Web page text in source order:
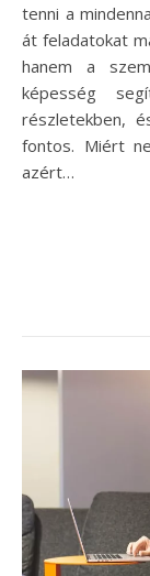
tenni a
át feladatokat
hanem a
képesség
részletekben,
fontos. Miért
azért…